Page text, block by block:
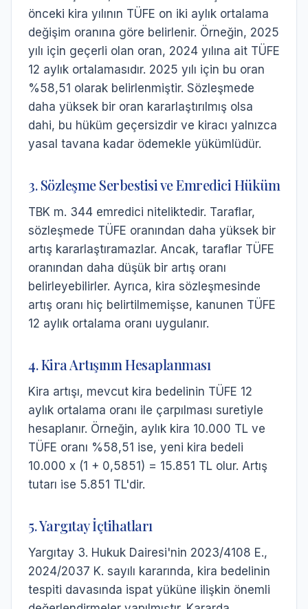
önceki kira yılının TÜFE on iki aylık ortalama
değişim oranına göre belirlenir. Örneğin, 2025
yılı için geçerli olan oran, 2024 yılına ait TÜFE
12 aylık ortalamasıdır. 2025 yılı için bu oran
%58,51 olarak belirlenmiştir. Sözleşmede
daha yüksek bir oran kararlaştırılmış olsa
dahi, bu hüküm geçersizdir ve kiracı yalnızca
yasal tavana kadar ödemekle yükümlüdür.
3. Sözleşme Serbestisi ve Emredici Hüküm
TBK m. 344 emredici niteliktedir. Taraflar,
sözleşmede TÜFE oranından daha yüksek bir
artış kararlaştıramazlar. Ancak, taraflar TÜFE
oranından daha düşük bir artış oranı
belirleyebilirler. Ayrıca, kira sözleşmesinde
artış oranı hiç belirtilmemişse, kanunen TÜFE
12 aylık ortalama oranı uygulanır.
4. Kira Artışının Hesaplanması
Kira artışı, mevcut kira bedelinin TÜFE 12
aylık ortalama oranı ile çarpılması suretiyle
hesaplanır. Örneğin, aylık kira 10.000 TL ve
TÜFE oranı %58,51 ise, yeni kira bedeli
10.000 x (1 + 0,5851) = 15.851 TL olur. Artış
tutarı ise 5.851 TL'dir.
5. Yargıtay İçtihatları
Yargıtay 3. Hukuk Dairesi'nin 2023/4108 E.,
2024/2037 K. sayılı kararında, kira bedelinin
tespiti davasında ispat yüküne ilişkin önemli